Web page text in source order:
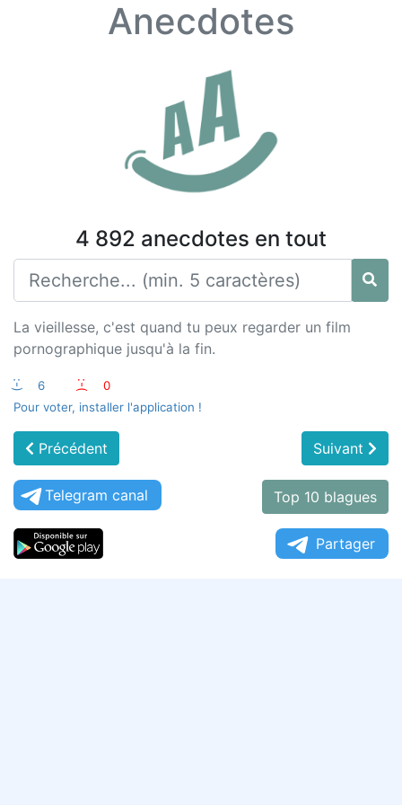
Anecdotes
4 892 anecdotes en tout
La vieillesse, c'est quand tu peux regarder un film
pornographique jusqu'à la fin.
:-) 6 :-(
0
Pour voter, installer l'application !
Précédent Suivant
Telegram canal Top 10 blagues
Partager